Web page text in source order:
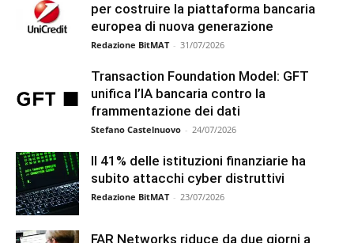
per costruire la piattaforma bancaria
europea di nuova generazione
Redazione BitMAT - 31/07/2026
Transaction Foundation Model: GFT
unifica l’IA bancaria contro la
frammentazione dei dati
Stefano Castelnuovo - 24/07/2026
Il 41% delle istituzioni finanziarie ha
subito attacchi cyber distruttivi
Redazione BitMAT - 23/07/2026
FAR Networks riduce da due giorni a